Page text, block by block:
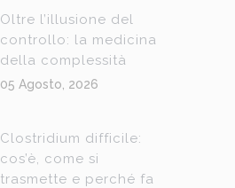
Oltre l’illusione del
controllo: la medicina
della complessità
05 Agosto, 2026
Clostridium difficile:
cos’è, come si
trasmette e perché fa